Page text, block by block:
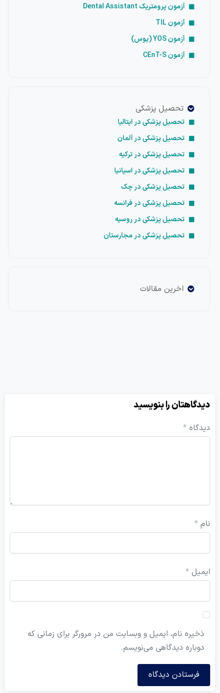
آزمون پرومتریک Dental Assistant
آزمون TIL
آزمون YOS (یوس)
آزمون CEnT-S
تحصیل پزشکی
تحصیل پزشکی در ایتالیا
تحصیل پزشکی در آلمان
تحصیل پزشکی در ترکیه
تحصیل پزشکی در اسپانیا
تحصیل پزشکی در چک
تحصیل پزشکی در فرانسه
تحصیل پزشکی در روسیه
تحصیل پزشکی در مجارستان
اخرین مقالات
را بنویسید
*
*
*
ذخیره نام، ایمیل و وبسایت من در مرورگر برای زمانی که
دوباره دیدگاهی می‌نویسم.